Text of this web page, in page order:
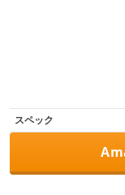
スペック